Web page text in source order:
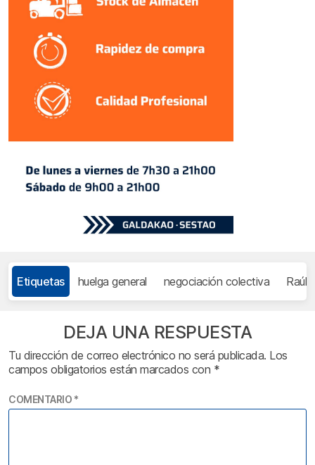
Etiquetas huelga general negociación colectiva Raúl
DEJA UNA RESPUESTA
Tu dirección de correo electrónico no será publicada. Los
campos obligatorios están marcados con *
COMENTARIO *